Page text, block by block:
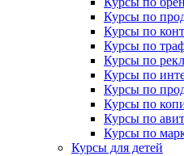
Курсы по
Курсы по
Курсы по
Курсы по
Курсы по
Курсы по
Курсы по
Курсы по
Курсы по
Курсы для детей